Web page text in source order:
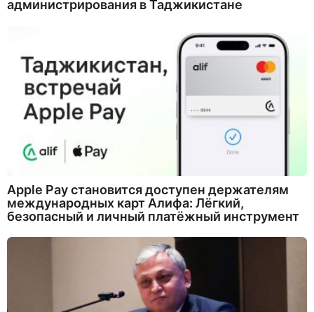
администрирования в Таджикистане
Apple Pay становится доступен держателям
международных карт Алифа: Лёгкий,
безопасный и личный платёжный инструмент